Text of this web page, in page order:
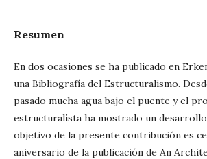
Resumen
En dos ocasiones se ha publicado en
una Bibliografía del Estructuralismo.
pasado mucha agua bajo el puente y el
estructuralista ha mostrado un
objetivo de la presente contribución es
aniversario de la publicación de An